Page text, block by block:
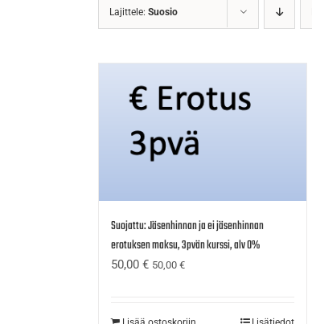
Lajittele: Suosio
Suojattu: Jäsenhinnan ja ei jäsenhinnan
erotuksen maksu, 3pvän kurssi, alv 0%
50,00 € 50,00 €